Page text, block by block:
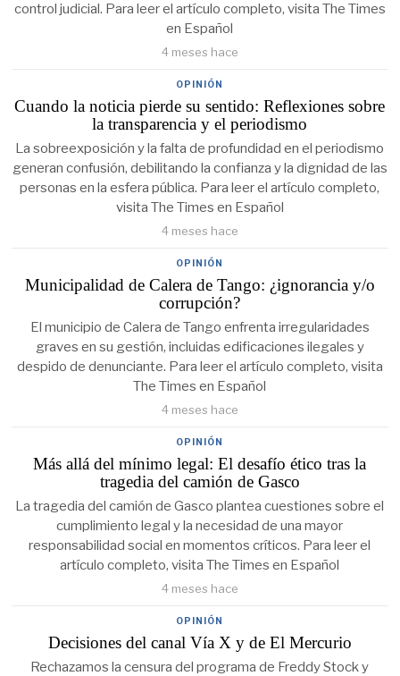
control judicial. Para leer el artículo completo, visita The Times
en Español
4 meses hace
OPINIÓN
Cuando la noticia pierde su sentido: Reflexiones sobre
la transparencia y el periodismo
La sobreexposición y la falta de profundidad en el periodismo
generan confusión, debilitando la confianza y la dignidad de las
personas en la esfera pública. Para leer el artículo completo,
visita The Times en Español
4 meses hace
OPINIÓN
Municipalidad de Calera de Tango: ¿ignorancia y/o
corrupción?
El municipio de Calera de Tango enfrenta irregularidades
graves en su gestión, incluidas edificaciones ilegales y
despido de denunciante. Para leer el artículo completo, visita
The Times en Español
4 meses hace
OPINIÓN
Más allá del mínimo legal: El desafío ético tras la
tragedia del camión de Gasco
La tragedia del camión de Gasco plantea cuestiones sobre el
cumplimiento legal y la necesidad de una mayor
responsabilidad social en momentos críticos. Para leer el
artículo completo, visita The Times en Español
4 meses hace
OPINIÓN
Decisiones del canal Vía X y de El Mercurio
Rechazamos la censura del programa de Freddy Stock y